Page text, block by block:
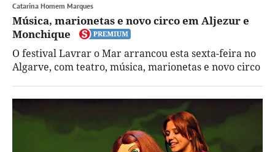
Catarina Homem Marques
Música, marionetas e novo circo em Aljezur e
Monchique
O festival Lavrar o Mar arrancou esta sexta-feira no
Algarve, com teatro, música, marionetas e novo circo